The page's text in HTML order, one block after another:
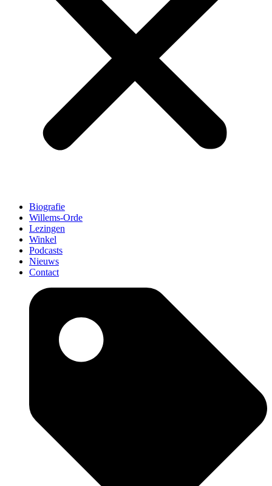
Biografie
Willems-Orde
Lezingen
Winkel
Podcasts
Nieuws
Contact